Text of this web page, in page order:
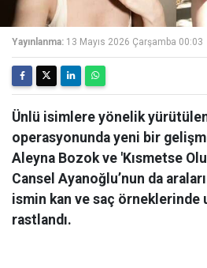
Yayınlanma: 13 Mayıs 2026 Çarşamba 00:03
Ünlü isimlere yönelik
operasyonunda yeni bir
Aleyna Bozok ve 'Kısmetse
Cansel Ayanoğlu’nun da
ismin kan ve saç örneklerinde
rastlandı.